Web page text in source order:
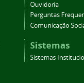
Ouvidoria
Perguntas
Comunicação
Sistemas
Sistemas